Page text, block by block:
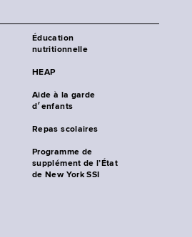
Éducation
nutritionnelle
HEAP
Aide à la garde
d׳enfants
Repas scolaires
Programme de
supplément de l’État
de New York SSI